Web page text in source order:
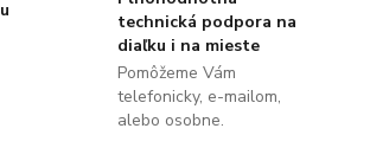
technická podpora na
diaľku i na mieste
Pomôžeme Vám
telefonicky, e-mailom,
alebo osobne.